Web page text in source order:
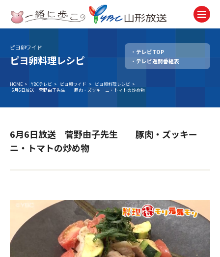
テレビ
TV
ラジオ
Radio
アナウンサー
Announcer
試写会・プレゼント
Present
ＹＢＣオンデマンド
ピヨ卵ワイド
ピヨ卵料理レシピ
テレビTOP
テレビ週間番組表
HOME > YBCテレビ > ピヨ卵ワイド > ピヨ卵料理レシピ >
6月6日放送 菅野由子先生 豚肉・ズッキーニ・トマトの炒め物
6月6日放送 菅野由子先生 豚肉・ズッキー
ニ・トマトの炒め物